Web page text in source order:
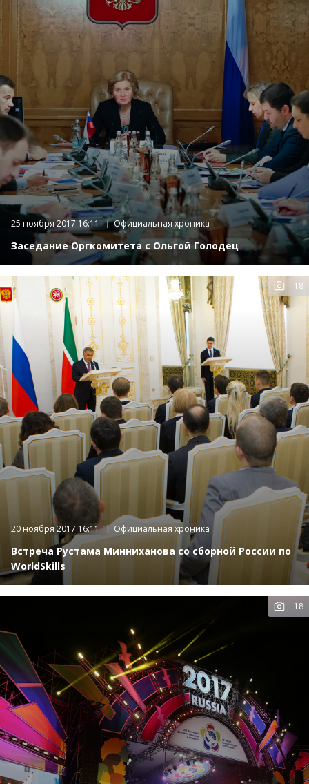
25 ноября 2017 16:11 Официальная хроника
Заседание Оргкомитета с Ольгой Голодец
18
20 ноября 2017 16:11 Официальная хроника
Встреча Рустама Минниханова со сборной России по
WorldSkills
18